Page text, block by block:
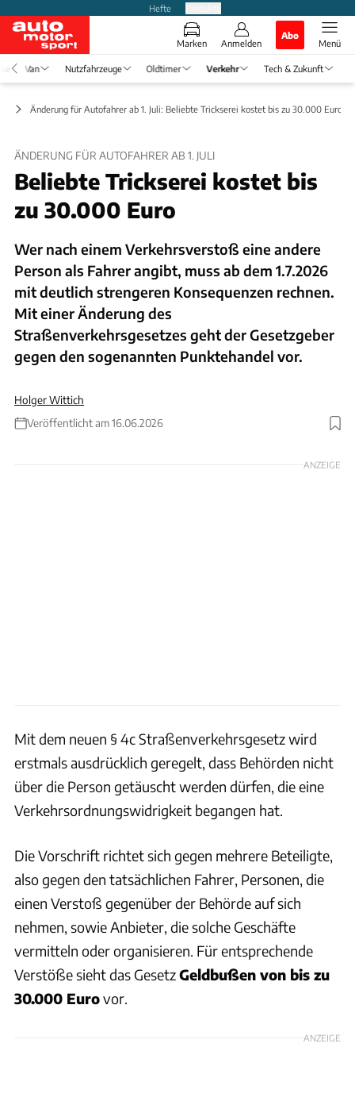
Hefte
Marken Anmelden
Abo
Menü
Van Nutzfahrzeuge Oldtimer Verkehr Tech & Zukunft
Änderung für Autofahrer ab 1. Juli: Beliebte Trickserei kostet bis zu 30.000 Euro
ÄNDERUNG FÜR AUTOFAHRER AB 1. JULI
Beliebte Trickserei kostet bis
zu 30.000 Euro
Wer nach einem Verkehrsverstoß eine andere
Person als Fahrer angibt, muss ab dem 1.7.2026
mit deutlich strengeren Konsequenzen rechnen.
Mit einer Änderung des
Straßenverkehrsgesetzes geht der Gesetzgeber
gegen den sogenannten Punktehandel vor.
Holger Wittich
Veröffentlicht am 16.06.2026
Foto: Canva
ANZEIGE
Mit dem neuen § 4c Straßenverkehrsgesetz wird
erstmals ausdrücklich geregelt, dass Behörden nicht
über die Person getäuscht werden dürfen, die eine
Verkehrsordnungswidrigkeit begangen hat.
Die Vorschrift richtet sich gegen mehrere Beteiligte,
also gegen den tatsächlichen Fahrer, Personen, die
einen Verstoß gegenüber der Behörde auf sich
nehmen, sowie Anbieter, die solche Geschäfte
vermitteln oder organisieren. Für entsprechende
Verstöße sieht das GesetzGeldbußen von bis zu
30.000 Eurovor.
ANZEIGE